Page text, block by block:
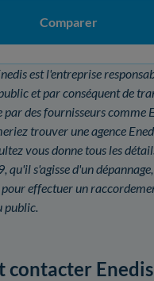
Comparer
est l'entreprise
et par conséquent de
des fournisseurs comme
trouver une agence
vous donne tous les
qu'il s'agisse d'un
effectuer un
public.
contacter